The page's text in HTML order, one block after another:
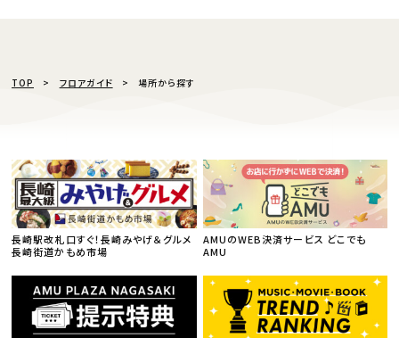
TOP フロアガイド 場所から探す
長崎駅改札口すぐ！長崎みやげ＆グルメ
長崎街道かもめ市場
AMUのWEB決済サービス どこでも
AMU